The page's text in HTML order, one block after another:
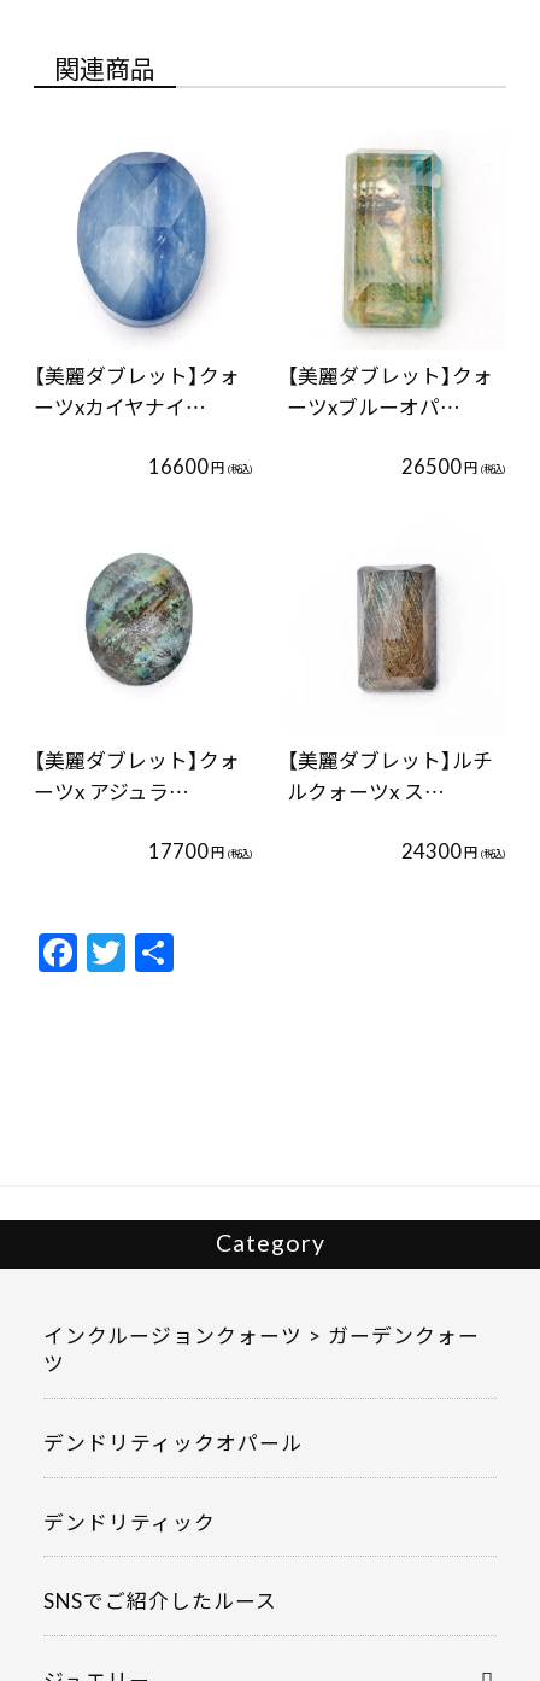
関連商品
【美麗ダブレット】クォ
ーツxカイヤナイ…
16600円 (税込)
【美麗ダブレット】クォ
ーツxブルーオパ…
26500円 (税込)
【美麗ダブレット】クォ
ーツx アジュラ…
17700円 (税込)
【美麗ダブレット】ルチ
ルクォーツx ス…
24300円 (税込)
F
ac
T
w
Category
インクルージョンクォーツ > ガーデンクォー
ツ
デンドリティックオパール
デンドリティック
SNSでご紹介したルース